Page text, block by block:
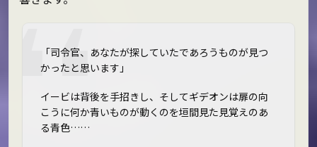
「司令官、あなたが探していたであろうものが見つ
かったと思います」
イービは背後を手招きし、そしてギデオンは扉の向
こうに何か青いものが動くのを垣間見た――見覚えのあ
る青色……